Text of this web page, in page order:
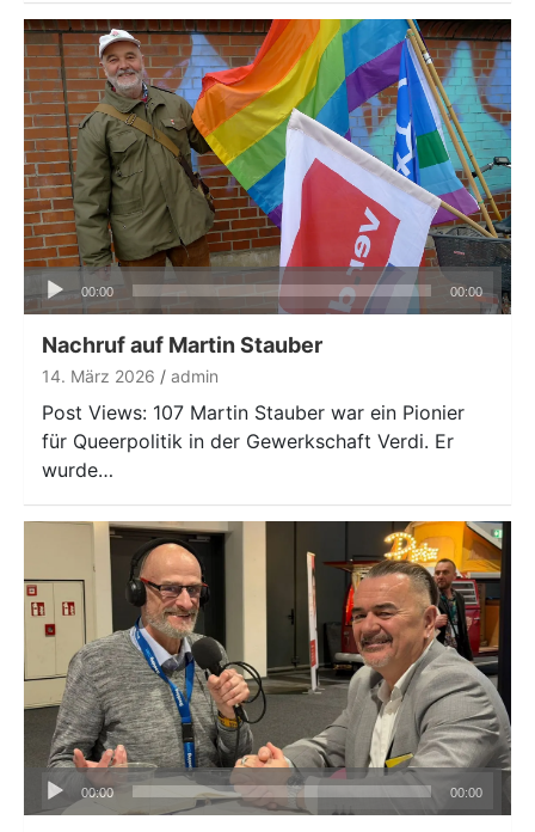
Audio-
Player
00:00 00:00
Nachruf auf Martin Stauber
14. März 2026 admin
Post Views: 107 Martin Stauber war ein Pionier
für Queerpolitik in der Gewerkschaft Verdi. Er
wurde…
Audio-
Player
00:00 00:00